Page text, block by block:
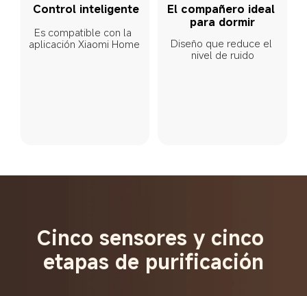
Control inteligente
Es compatible con la
aplicación Xiaomi Home
El compañero ideal
para dormir
Diseño que reduce el
nivel de ruido
Cinco sensores y cinco
etapas de purificación